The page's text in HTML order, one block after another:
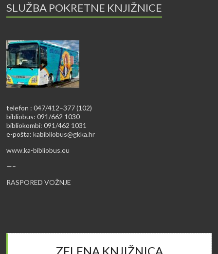
SLUŽBA POKRETNE KNJIŽNICE
telefon : 047/412–377 (102)
bibliobus: 091/662 1030
bibliokombi: 091/462 1031
e-pošta:kabibliobus@gkka.hr
www.ka-bibliobus.eu
—–
RASPORED VOŽNJE
ZELENA KNJIŽNICA